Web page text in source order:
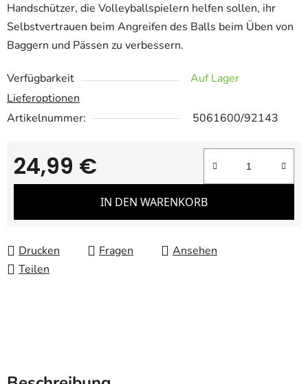
Handschützer, die Volleyballspielern helfen sollen, ihr
Selbstvertrauen beim Angreifen des Balls beim Üben von
Baggern und Pässen zu verbessern.
Verfügbarkeit
Auf Lager
Lieferoptionen
Artikelnummer:
5061600/92143
24,99 €
Verkaufspreis:
IN DEN WARENKORB
Drucken Fragen
Ansehen
Teilen